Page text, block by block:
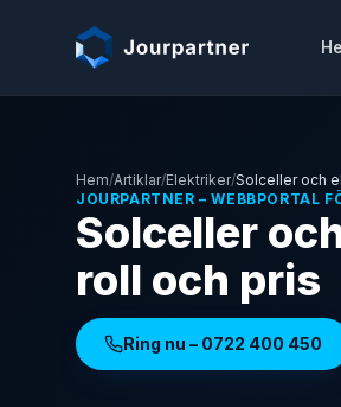
Hem/Artiklar/Elektriker/Solceller och
JOURPARTNER – WEBBPORTAL
Solceller
roll och pris
Ring nu – 0722 400 450